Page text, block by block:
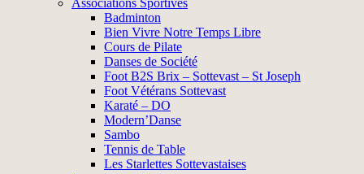
Associations Sportives
Badminton
Bien Vivre Notre Temps Libre
Cours de Pilate
Danses de Société
Foot B2S Brix – Sottevast – St Joseph
Foot Vétérans Sottevast
Karaté – DO
Modern’Danse
Sambo
Tennis de Table
Les Starlettes Sottevastaises